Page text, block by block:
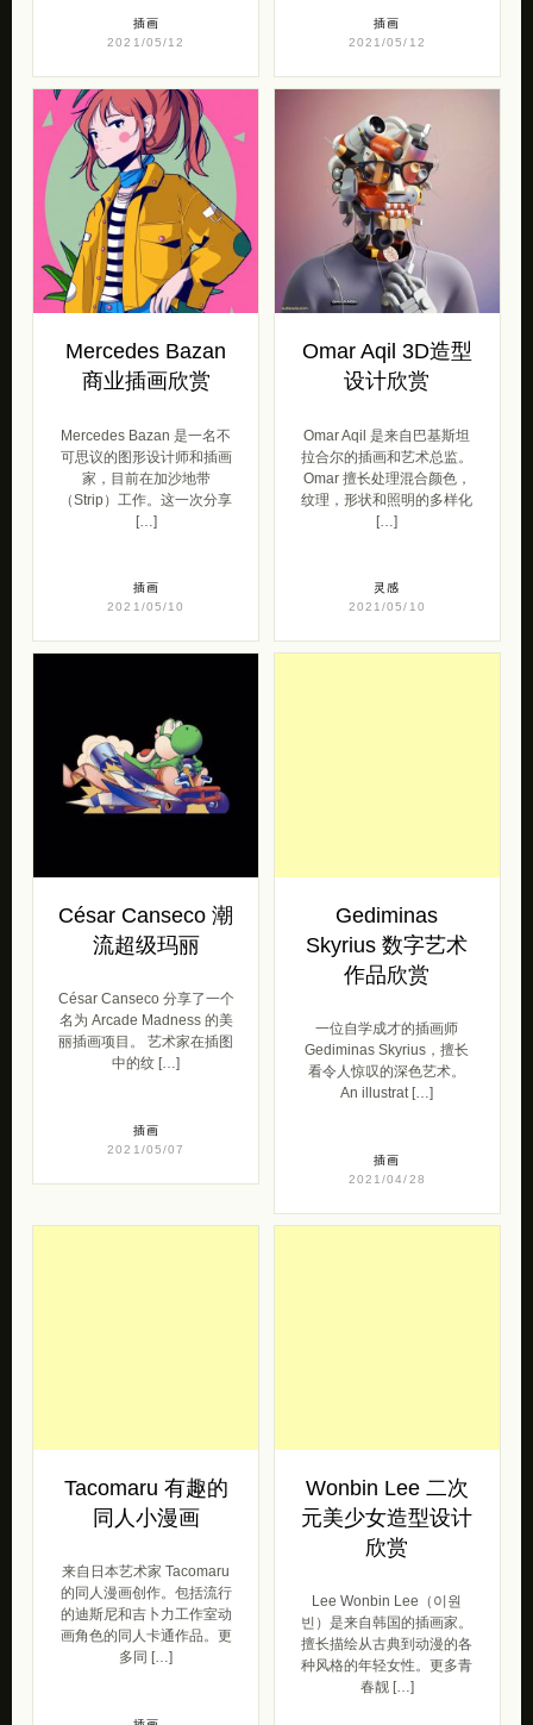
插画
2021/05/12
插画
2021/05/12
Mercedes Bazan
商业插画欣赏
Mercedes Bazan 是一名不
可思议的图形设计师和插画
家，目前在加沙地带
（Strip）工作。这一次分享
[…]
插画
2021/05/10
Omar Aqil 3D造型
设计欣赏
Omar Aqil 是来自巴基斯坦
拉合尔的插画和艺术总监。
Omar 擅长处理混合颜色，
纹理，形状和照明的多样化
[…]
灵感
2021/05/10
César Canseco 潮
流超级玛丽
César Canseco 分享了一个
名为 Arcade Madness 的美
丽插画项目。 艺术家在插图
中的纹 […]
插画
2021/05/07
Gediminas
Skyrius 数字艺术
作品欣赏
一位自学成才的插画师
Gediminas Skyrius，擅长
看令人惊叹的深色艺术。
An illustrat […]
插画
2021/04/28
Tacomaru 有趣的
同人小漫画
来自日本艺术家 Tacomaru
的同人漫画创作。包括流行
的迪斯尼和吉卜力工作室动
画角色的同人卡通作品。更
多同 […]
Wonbin Lee 二次
元美少女造型设计
欣赏
Lee Wonbin Lee（이원
빈）是来自韩国的插画家。
擅长描绘从古典到动漫的各
种风格的年轻女性。更多青
春靓 […]